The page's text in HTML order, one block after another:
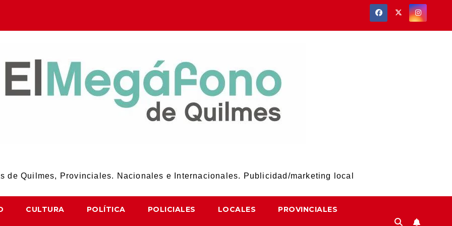
de Quilmes, Provinciales. Nacionales e Internacionales. Publicidad/marketing local
CULTURA POLÍTICA POLICIALES LOCALES PROVINCIALES